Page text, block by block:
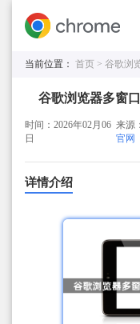
当前位置： 首页 > 谷歌浏
谷歌浏览器多窗
时间：2026年02月06
日
来源
官网
详情介绍